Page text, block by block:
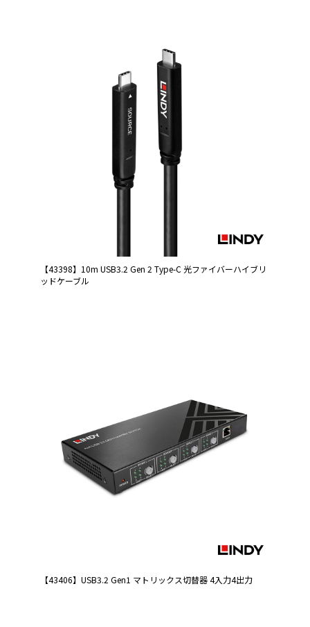
【43398】10m USB3.2 Gen 2 Type-C 光ファイバーハイブリ
ッドケーブル
【43406】USB3.2 Gen1 マトリックス切替器 4入力4出力